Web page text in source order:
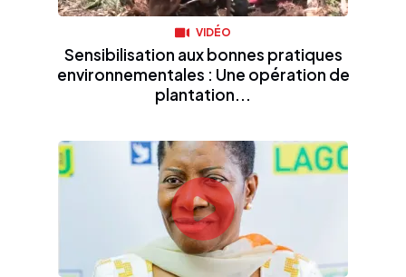
VIDÉO
Sensibilisation aux bonnes pratiques
environnementales : Une opération de
plantation...